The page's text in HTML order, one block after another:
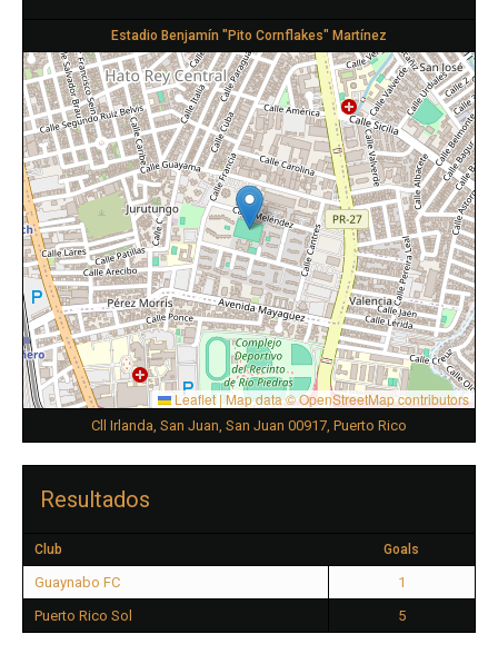
Estadio Benjamín "Pito Cornflakes" Martínez
Leaflet |Map data ©OpenStreetMapcontributors
Cll Irlanda, San Juan, San Juan 00917, Puerto Rico
Resultados
Club Goals
Guaynabo FC
1
Puerto Rico Sol
5